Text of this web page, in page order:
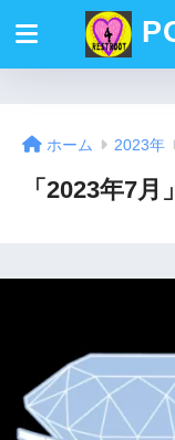
ホーム 2023年
「2023年7